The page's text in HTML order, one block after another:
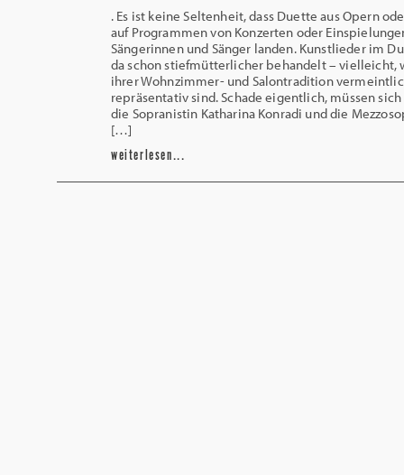
. Es ist keine Seltenheit, dass Duette aus Opern
auf Programmen von Konzerten oder
Sängerinnen und Sänger landen. Kunstlieder im
da schon stiefmütterlicher behandelt – vielleicht,
ihrer Wohnzimmer- und Salontradition
repräsentativ sind. Schade eigentlich, müssen
die Sopranistin Katharina Konradi und die
[…]
weiterlesen...